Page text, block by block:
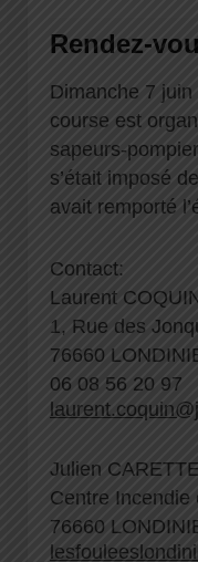
Rendez-
Dimanche 7
course est
sapeurs-
s’était imposé
avait remporté
Contact:
Laurent
1, Rue des
76660
06 08 56 20 97
Julien CARETTE
Centre Incendie
76660